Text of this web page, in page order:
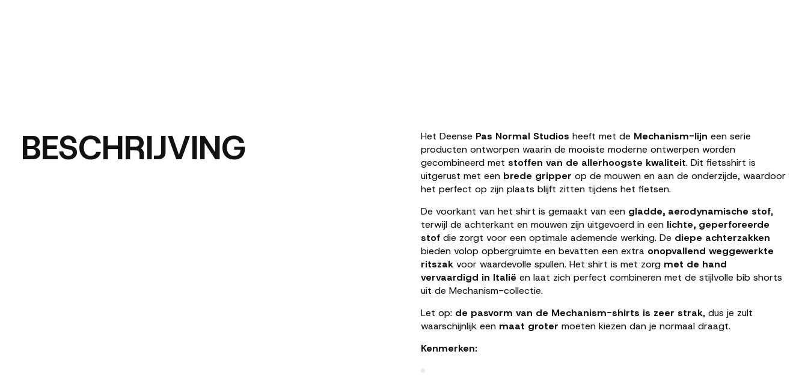
BESCHRIJVING Het Deense Pas Normal Studios heeft met de Mechanism-lijn een serie
producten ontworpen waarin de mooiste moderne ontwerpen worden
gecombineerd met stoffen van de allerhoogste kwaliteit. Dit fietsshirt is
uitgerust met een brede gripper op de mouwen en aan de onderzijde, waardoor
het perfect op zijn plaats blijft zitten tijdens het fietsen.
De voorkant van het shirt is gemaakt van een gladde, aerodynamische stof,
terwijl de achterkant en mouwen zijn uitgevoerd in een lichte, geperforeerde
stofdie zorgt voor een optimale ademende werking. De diepe achterzakken
bieden volop opbergruimte en bevatten een extra onopvallend weggewerkte
ritszakvoor waardevolle spullen. Het shirt is met zorg met de hand
vervaardigd in Italiëen laat zich perfect combineren met de stijlvolle bib shorts
uit de Mechanism-collectie.
Let op: de pasvorm van de Mechanism-shirts is zeer strak, dus je zult
waarschijnlijk een maat groter moeten kiezen dan je normaal draagt.
Kenmerken: